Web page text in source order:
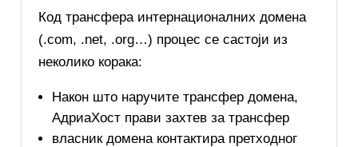
Код трансфера интернационалних домена
(.com, .net, .org…) процес се састоји из
неколико корака:
Након што наручите трансфер домена,
АдриаХост прави захтев за трансфер
власник домена контактира претходног